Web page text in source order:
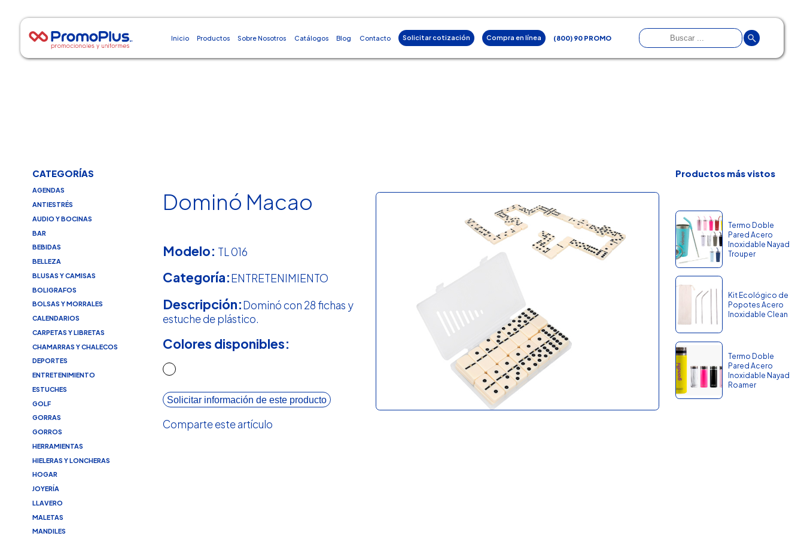
Inicio Productos Sobre Nosotros Catálogos Blog Contacto Solicitar cotización Compra en línea (800) 90 PROMO
CATEGORÍAS
AGENDAS
ANTIESTRÉS
AUDIO Y BOCINAS
BAR
BEBIDAS
BELLEZA
BLUSAS Y CAMISAS
BOLIGRAFOS
BOLSAS Y MORRALES
CALENDARIOS
CARPETAS Y LIBRETAS
CHAMARRAS Y CHALECOS
DEPORTES
ENTRETENIMIENTO
ESTUCHES
GOLF
GORRAS
GORROS
HERRAMIENTAS
HIELERAS Y LONCHERAS
HOGAR
JOYERÍA
LLAVERO
MALETAS
MANDILES
Dominó Macao
Modelo: TL 016
Categoría:ENTRETENIMIENTO
Descripción:Dominó con 28 fichas y
estuche de plástico.
Colores disponibles:
Solicitar información de este producto
Comparte este artículo
Productos más vistos
Termo Doble
Pared Acero
Inoxidable Nayad
Trouper
Kit Ecológico de
Popotes Acero
Inoxidable Clean
Termo Doble
Pared Acero
Inoxidable Nayad
Roamer